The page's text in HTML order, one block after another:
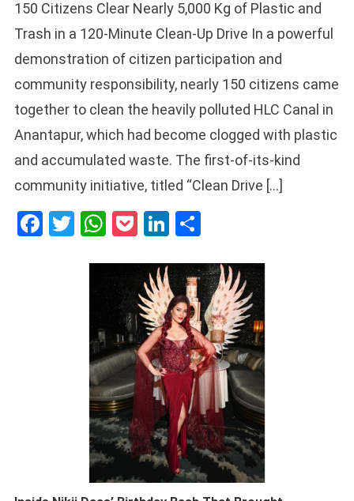
150 Citizens Clear Nearly 5,000 Kg of Plastic and
Trash in a 120-Minute Clean-Up Drive In a powerful
demonstration of citizen participation and
community responsibility, nearly 150 citizens came
together to clean the heavily polluted HLC Canal in
Anantapur, which had become clogged with plastic
and accumulated waste. The first-of-its-kind
community initiative, titled “Clean Drive […]
Facebook
Twitter
WhatsApp
PocketLinkedIn